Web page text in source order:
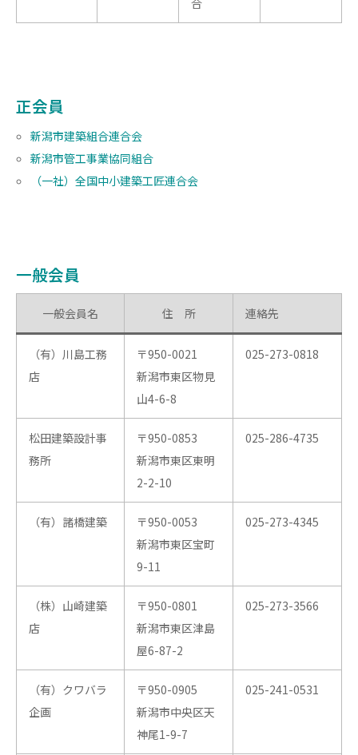
合
正会員
新潟市建築組合連合会
新潟市管工事業協同組合
（一社）全国中小建築工匠連合会
一般会員
一般会員名 住 所 連絡先
（有）川島工務
店
〒950-0021
新潟市東区物見
山4-6-8
025-273-0818
松田建築設計事
務所
〒950-0853
新潟市東区東明
2-2-10
025-286-4735
（有）諸橋建築
〒950-0053
新潟市東区宝町
9-11
025-273-4345
（株）山崎建築
店
〒950-0801
新潟市東区津島
屋6-87-2
025-273-3566
（有）クワバラ
企画
〒950-0905
新潟市中央区天
神尾1-9-7
025-241-0531